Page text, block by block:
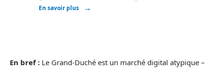
En savoir plus
En bref : Le Grand-Duché est un marché digital atypique –